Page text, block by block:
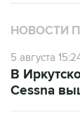
НОВОСТИ
5 августа
В
Cessna